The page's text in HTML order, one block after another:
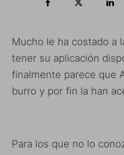
Mucho le ha costado a
tener su aplicación
finalmente parece que
burro y por fin la han
Para los que no lo